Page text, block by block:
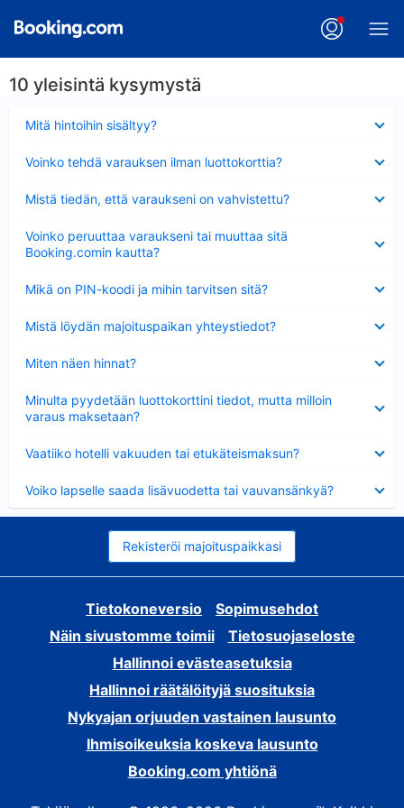
10 yleisintä kysymystä
Mitä hintoihin sisältyy?
Voinko tehdä varauksen ilman luottokorttia?
Mistä tiedän, että varaukseni on vahvistettu?
Voinko peruuttaa varaukseni tai muuttaa sitä
Booking.comin kautta?
Mikä on PIN-koodi ja mihin tarvitsen sitä?
Mistä löydän majoituspaikan yhteystiedot?
Miten näen hinnat?
Minulta pyydetään luottokorttini tiedot, mutta milloin
varaus maksetaan?
Vaatiiko hotelli vakuuden tai etukäteismaksun?
Voiko lapselle saada lisävuodetta tai vauvansänkyä?
Rekisteröi majoituspaikkasi
Tietokoneversio
Sopimusehdot
Näin sivustomme toimii
Tietosuojaseloste
Hallinnoi evästeasetuksia
Hallinnoi räätälöityjä suosituksia
Nykyajan orjuuden vastainen lausunto
Ihmisoikeuksia koskeva lausunto
Booking.com yhtiönä